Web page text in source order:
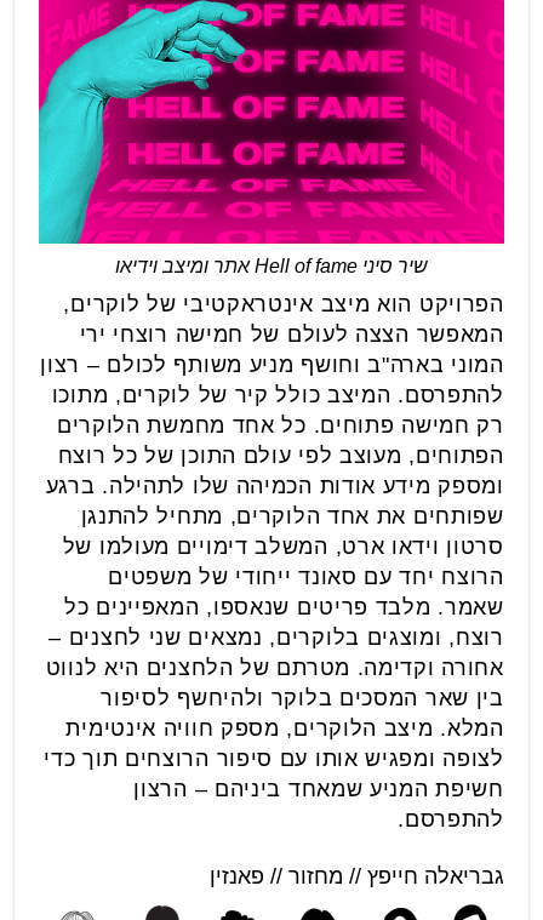
שיר סיני Hell of fame אתר ומיצב וידיאו
הפרויקט הוא מיצב אינטראקטיבי של לוקרים,
המאפשר הצצה לעולם של חמישה רוצחי ירי
המוני בארה"ב וחושף מניע משותף לכולם – רצון
להתפרסם. המיצב כולל קיר של לוקרים, מתוכו
רק חמישה פתוחים. כל אחד מחמשת הלוקרים
הפתוחים, מעוצב לפי עולם התוכן של כל רוצח
ומספק מידע אודות הכמיהה שלו לתהילה. ברגע
שפותחים את אחד הלוקרים, מתחיל להתנגן
סרטון וידאו ארט, המשלב דימויים מעולמו של
הרוצח יחד עם סאונד ייחודי של משפטים
שאמר. מלבד פריטים שנאספו, המאפיינים כל
רוצח, ומוצגים בלוקרים, נמצאים שני לחצנים –
אחורה וקדימה. מטרתם של הלחצנים היא לנווט
בין שאר המסכים בלוקר ולהיחשף לסיפור
המלא. מיצב הלוקרים, מספק חוויה אינטימית
לצופה ומפגיש אותו עם סיפור הרוצחים תוך כדי
חשיפת המניע שמאחד ביניהם – הרצון
להתפרסם.
גבריאלה חייפץ // מחזור // פאנזין